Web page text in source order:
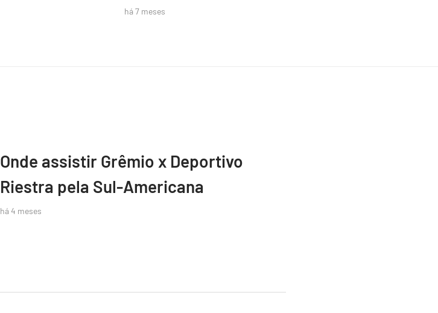
há 7 meses
Onde assistir Grêmio x Deportivo
Riestra pela Sul-Americana
há 4 meses